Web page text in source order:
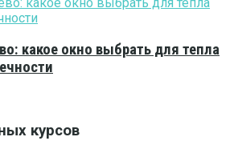
какое окно выбрать для тепла
курсов